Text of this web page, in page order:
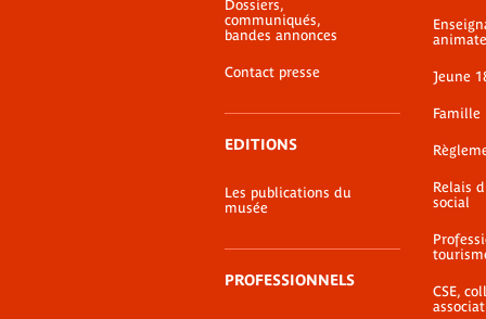
page
Dossiers,
communiqués,
bandes annonces
Contact presse
EDITIONS
Les publications du
musée
PROFESSIONNELS
Jeune
Famille
Relais
social
CSE,